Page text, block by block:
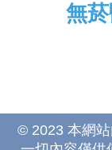
無
© 2023 本網站